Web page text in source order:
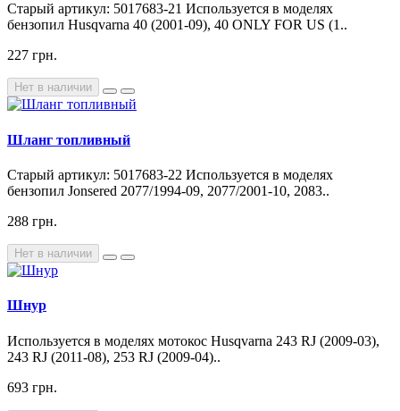
Старый артикул: 5017683-21 Используется в моделях
бензопил Husqvarna 40 (2001-09), 40 ONLY FOR US (1..
227 грн.
Нет в наличии
Шланг топливный
Старый артикул: 5017683-22 Используется в моделях
бензопил Jonsered 2077/1994-09, 2077/2001-10, 2083..
288 грн.
Нет в наличии
Шнур
Используется в моделях мотокос Husqvarna 243 RJ (2009-03),
243 RJ (2011-08), 253 RJ (2009-04)..
693 грн.